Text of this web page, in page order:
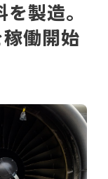
製造。
働開始